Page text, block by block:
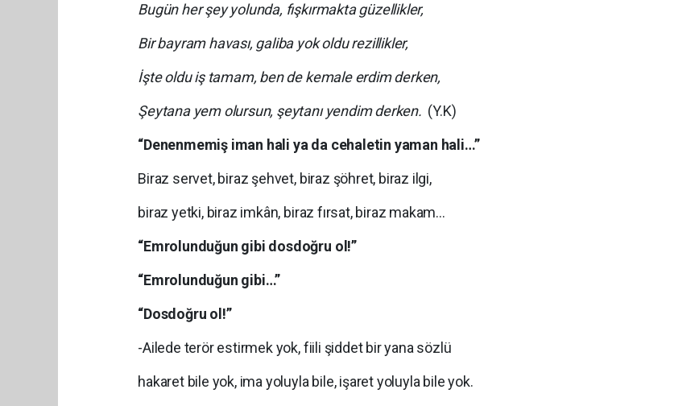
Bugün her şey yolunda, fışkırmakta güzellikler,
Bir bayram havası, galiba yok oldu rezillikler,
İşte oldu iş tamam, ben de kemale erdim derken,
Şeytana yem olursun, şeytanı yendim derken. (Y.K)
“Denenmemiş iman hali ya da cehaletin yaman hali…”
Biraz servet, biraz şehvet, biraz şöhret, biraz ilgi,
biraz yetki, biraz imkân, biraz fırsat, biraz makam…
“Emrolunduğun gibi dosdoğru ol!”
“Emrolunduğun gibi…”
“Dosdoğru ol!”
-Ailede terör estirmek yok, fiili şiddet bir yana sözlü
hakaret bile yok, ima yoluyla bile, işaret yoluyla bile yok.